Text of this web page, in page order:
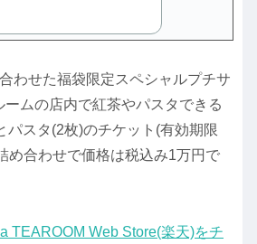
わせた福袋限定スペシャルプチサ
ームの店内で紅茶やパスタできる
パスタ(2枚)のチケット(有効期限
め合わせで価格は税込み1万円で
TEAROOM Web Store(楽天)をチ